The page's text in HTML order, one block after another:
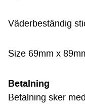
Väderbeständig
Size 69mm x
Betalning
Betalning sker